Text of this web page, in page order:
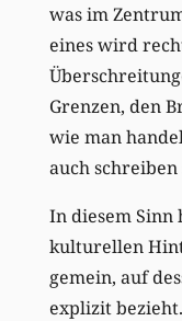
was im
eines wird
Grenzen, den
wie man
auch schreiben
In diesem Sinn
kulturellen
gemein, auf
explizit